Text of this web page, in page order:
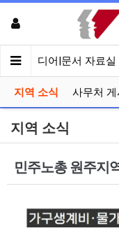
견 미디어|문서 자료실
지역 소식 사무처
지역 소식
민주노총 원주지